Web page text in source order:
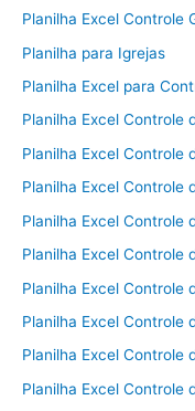
Planilha Excel Controle
Planilha para Igrejas
Planilha Excel para
Planilha Excel Controle
Planilha Excel Controle
Planilha Excel Controle
Planilha Excel Controle
Planilha Excel Controle
Planilha Excel Controle
Planilha Excel Controle
Planilha Excel Controle
Planilha Excel Controle